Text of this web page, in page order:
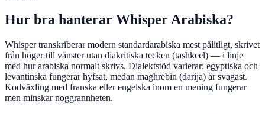
Hur bra hanterar Whisper Arabiska?
Whisper transkriberar modern standardarabiska mest pålitligt, skrivet
från höger till vänster utan diakritiska tecken (tashkeel) — i linje
med hur arabiska normalt skrivs. Dialektstöd varierar: egyptiska och
levantinska fungerar hyfsat, medan maghrebin (darija) är svagast.
Kodväxling med franska eller engelska inom en mening fungerar
men minskar noggrannheten.